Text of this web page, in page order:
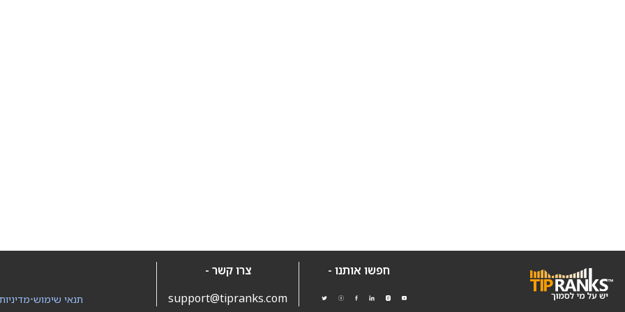
חפשו אותנו -
צרו קשר -
support@tipranks.com
•תנאי שימוש